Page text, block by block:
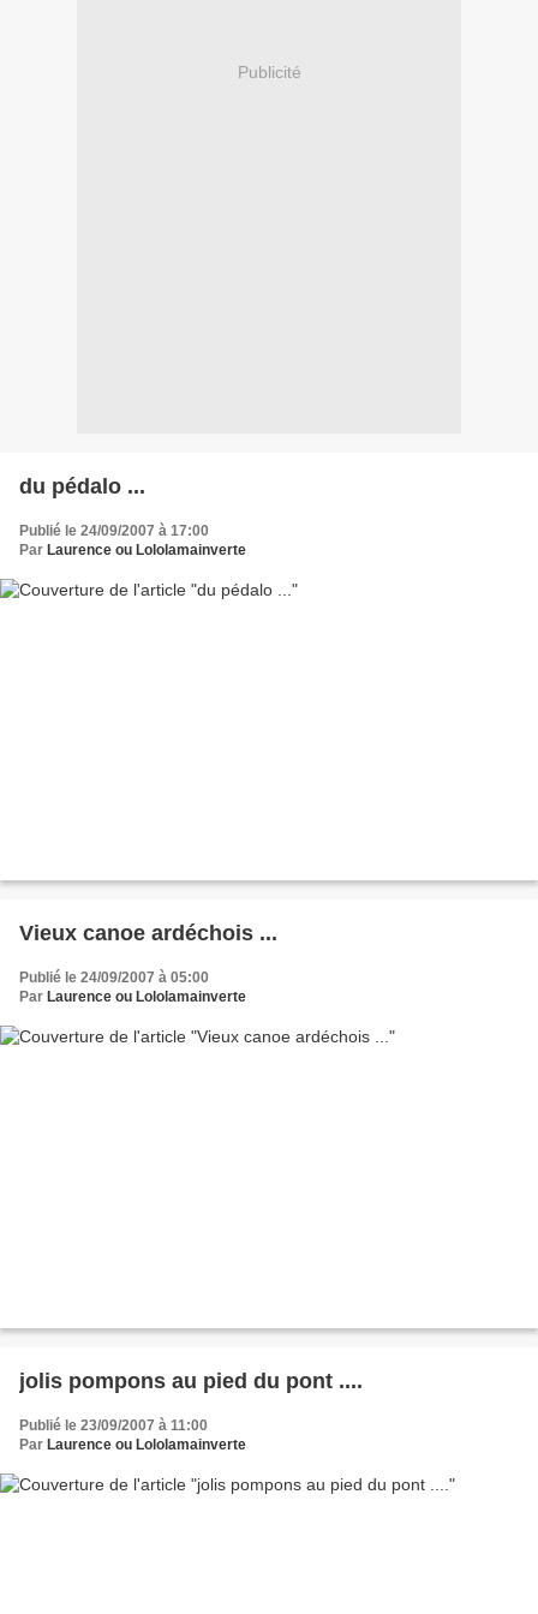
Publicité
du pédalo ...
Publié le 24/09/2007 à 17:00
Par Laurence ou Lololamainverte
Vieux canoe ardéchois ...
Publié le 24/09/2007 à 05:00
Par Laurence ou Lololamainverte
jolis pompons au pied du pont ....
Publié le 23/09/2007 à 11:00
Par Laurence ou Lololamainverte